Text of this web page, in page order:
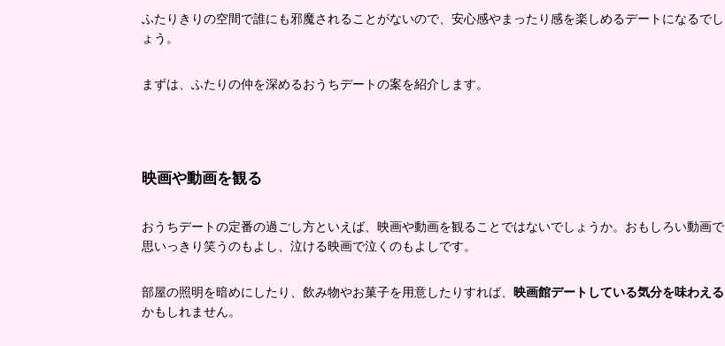
ふたりきりの空間で誰にも邪魔されることがないので、安心感やまったり感を楽しめるデートになるでし
ょう。
まずは、ふたりの仲を深めるおうちデートの案を紹介します。
映画や動画を観る
おうちデートの定番の過ごし方といえば、映画や動画を観ることではないでしょうか。おもしろい動画で
思いっきり笑うのもよし、泣ける映画で泣くのもよしです。
部屋の照明を暗めにしたり、飲み物やお菓子を用意したりすれば、 映画館デートしている気分を味わえる
かもしれません。